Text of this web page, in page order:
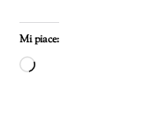
Mi piace:
Caricamento